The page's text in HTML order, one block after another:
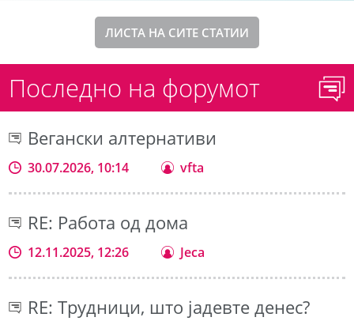
ЛИСТА НА СИТЕ СТАТИИ
Последно на форумот
Вегански алтернативи
30.07.2026, 10:14 vfta
RE: Работа од дома
12.11.2025, 12:26 Jeca
RE: Трудници, што јадевте денес?